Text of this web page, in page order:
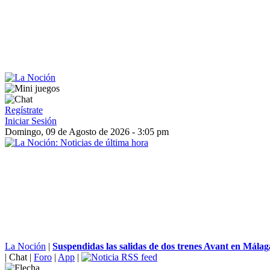
Regístrate
Iniciar Sesión
Domingo, 09 de Agosto de 2026 - 3:05 pm
La Noción | Suspendidas las salidas de dos trenes Avant en
| Chat | Foro | App |